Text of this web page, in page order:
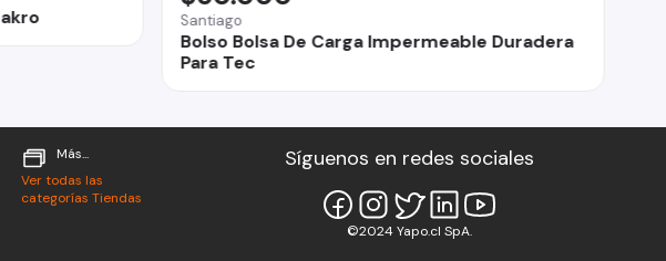
Santiago
Bolso Bolsa De Carga Impermeable Duradera
Para Tec
Más...
Ver todas las
categorías Tiendas
Síguenos en redes sociales
©2024 Yapo.cl SpA.